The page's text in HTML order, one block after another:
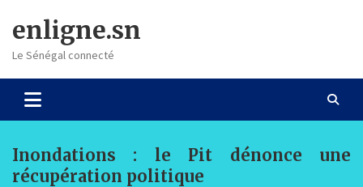
content
enligne.sn
Le Sénégal connecté
Inondations : le Pit dénonce une
récupération politique